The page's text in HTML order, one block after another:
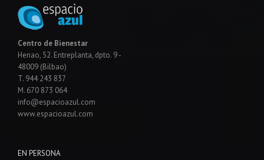
Centro de Bienestar
Henao, 52. Entreplanta, dpto. 9 -
48009 (Bilbao)
T. 944 243 837
M. 670 873 064
info@espacioazul.com
www.espacioazul.com
EN PERSONA